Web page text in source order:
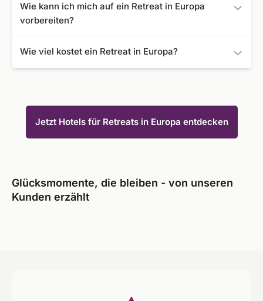
Nächten buchen.
Wie kann ich mich auf ein Retreat in Europa
vorbereiten?
Möglichkeiten, sich auf die Erfahrung vorzubereiten. Es
kann hilfreich sein, sich über das Thema zu informieren
Wie viel kostet ein Retreat in Europa?
Jetzt Hotels für Retreats in Europa entdecken
Glücksmomente, die bleiben - von unseren
Kunden erzählt